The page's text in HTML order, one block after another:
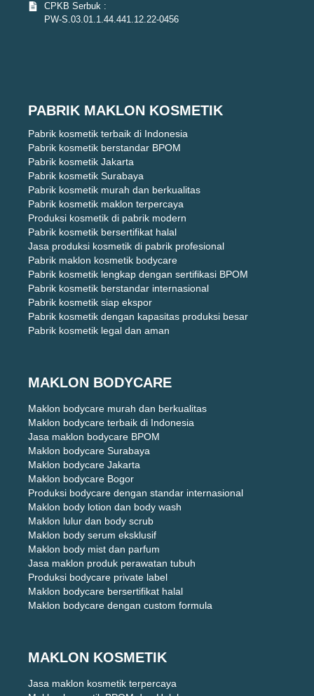
CPKB Serbuk :
PW-S.03.01.1.44.441.12.22-0456
PABRIK MAKLON KOSMETIK
Pabrik kosmetik terbaik di Indonesia
Pabrik kosmetik berstandar BPOM
Pabrik kosmetik Jakarta
Pabrik kosmetik Surabaya
Pabrik kosmetik murah dan berkualitas
Pabrik kosmetik maklon terpercaya
Produksi kosmetik di pabrik modern
Pabrik kosmetik bersertifikat halal
Jasa produksi kosmetik di pabrik profesional
Pabrik maklon kosmetik bodycare
Pabrik kosmetik lengkap dengan sertifikasi BPOM
Pabrik kosmetik berstandar internasional
Pabrik kosmetik siap ekspor
Pabrik kosmetik dengan kapasitas produksi besar
Pabrik kosmetik legal dan aman
MAKLON BODYCARE
Maklon bodycare murah dan berkualitas
Maklon bodycare terbaik di Indonesia
Jasa maklon bodycare BPOM
Maklon bodycare Surabaya
Maklon bodycare Jakarta
Maklon bodycare Bogor
Produksi bodycare dengan standar internasional
Maklon body lotion dan body wash
Maklon lulur dan body scrub
Maklon body serum eksklusif
Maklon body mist dan parfum
Jasa maklon produk perawatan tubuh
Produksi bodycare private label
Maklon bodycare bersertifikat halal
Maklon bodycare dengan custom formula
MAKLON KOSMETIK
Jasa maklon kosmetik terpercaya